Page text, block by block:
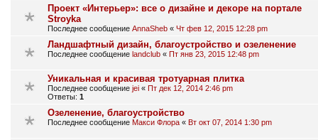
Проект «Интерьер»: все о дизайне и декоре на портале
Stroyka
Последнее сообщение AnnaSheb « Чт фев 12, 2015 12:28 pm
Ландшафтный дизайн, благоустройство и озеленение
Последнее сообщение landclub « Пт янв 23, 2015 12:48 pm
Уникальная и красивая тротуарная плитка
Последнее сообщение jei « Пт дек 12, 2014 2:46 pm
Ответы: 1
Озеленение, благоустройство
Последнее сообщение Макси Флора « Вт окт 07, 2014 1:30 pm